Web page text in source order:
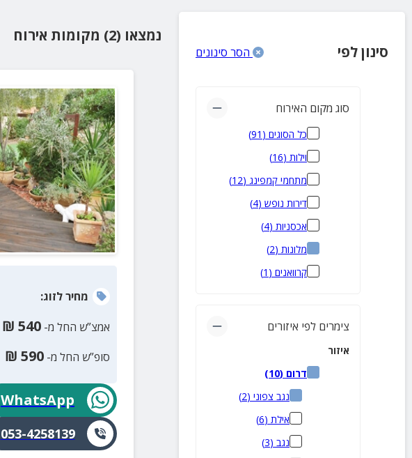
סינון לפי הסר סינונים
סוג מקום האירוח
כל הסוגים (
91
)
וילות (
16
)
מתחמי קמפינג (
12
)
דירות נופש (
4
)
אכסניות (
4
)
מלונות (
2
)
קרוואנים (
1
)
צימרים לפי איזורים
איזור
דרום (
10
)
נגב צפוני (
2
)
אילת (
6
)
נגב (
3
)
נמצאו (2) מקומות אירוח
מחירלזוג:
אמצ”ש החל מ- 540
₪
סופ”ש החל מ- 590
₪
WhatsApp
053-4258139